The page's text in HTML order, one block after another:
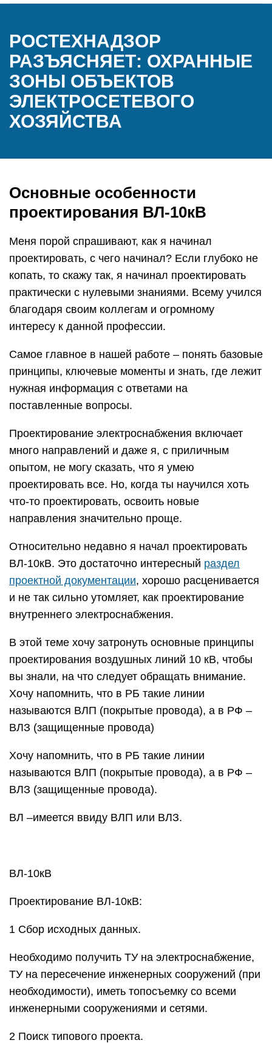
РОСТЕХНАДЗОР
РАЗЪЯСНЯЕТ: ОХРАННЫЕ
ЗОНЫ ОБЪЕКТОВ
ЭЛЕКТРОСЕТЕВОГО
ХОЗЯЙСТВА
Основные особенности
проектирования ВЛ-10кВ
Меня порой спрашивают, как я начинал
проектировать, с чего начинал? Если глубоко не
копать, то скажу так, я начинал проектировать
практически с нулевыми знаниями. Всему учился
благодаря своим коллегам и огромному
интересу к данной профессии.
Самое главное в нашей работе – понять базовые
принципы, ключевые моменты и знать, где лежит
нужная информация с ответами на
поставленные вопросы.
Проектирование электроснабжения включает
много направлений и даже я, с приличным
опытом, не могу сказать, что я умею
проектировать все. Но, когда ты научился хоть
что-то проектировать, освоить новые
направления значительно проще.
Относительно недавно я начал проектировать
ВЛ-10кВ. Это достаточно интересный раздел
проектной документации, хорошо расценивается
и не так сильно утомляет, как проектирование
внутреннего электроснабжения.
В этой теме хочу затронуть основные принципы
проектирования воздушных линий 10 кВ, чтобы
вы знали, на что следует обращать внимание.
Хочу напомнить, что в РБ такие линии
называются ВЛП (покрытые провода), а в РФ –
ВЛЗ (защищенные провода)
Хочу напомнить, что в РБ такие линии
называются ВЛП (покрытые провода), а в РФ –
ВЛЗ (защищенные провода).
ВЛ –имеется ввиду ВЛП или ВЛЗ.
ВЛ-10кВ
Проектирование ВЛ-10кВ:
1 Сбор исходных данных.
Необходимо получить ТУ на электроснабжение,
ТУ на пересечение инженерных сооружений (при
необходимости), иметь топосъемку со всеми
инженерными сооружениями и сетями.
2 Поиск типового проекта.